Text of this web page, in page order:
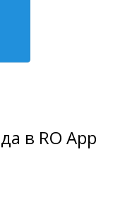
в RO App